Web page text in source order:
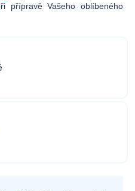
přípravě Vašeho oblíbeného